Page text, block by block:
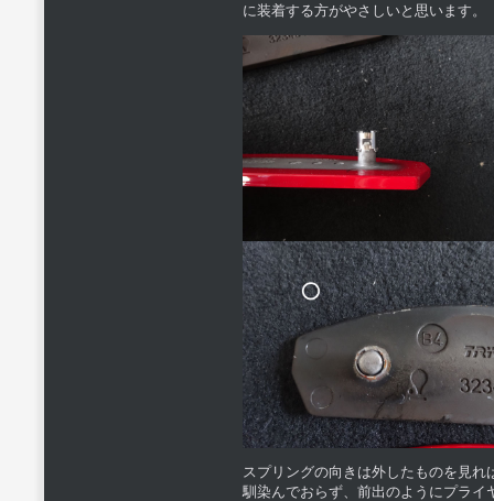
に装着する方がやさしいと思います。
スプリングの向きは外したものを見
馴染んでおらず、前出のようにプラ